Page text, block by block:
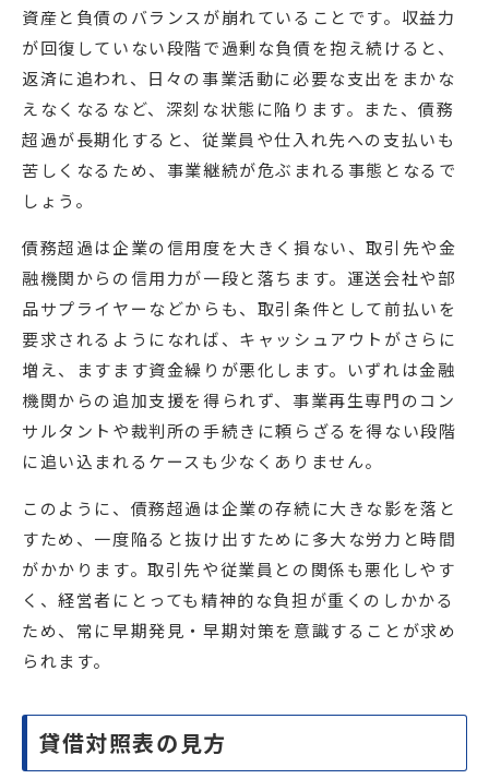
資産と負債のバランスが崩れていることです。収益力
が回復していない段階で過剰な負債を抱え続けると、
返済に追われ、日々の事業活動に必要な支出をまかな
えなくなるなど、深刻な状態に陥ります。また、債務
超過が長期化すると、従業員や仕入れ先への支払いも
苦しくなるため、事業継続が危ぶまれる事態となるで
しょう。
債務超過は企業の信用度を大きく損ない、取引先や金
融機関からの信用力が一段と落ちます。運送会社や部
品サプライヤーなどからも、取引条件として前払いを
要求されるようになれば、キャッシュアウトがさらに
増え、ますます資金繰りが悪化します。いずれは金融
機関からの追加支援を得られず、事業再生専門のコン
サルタントや裁判所の手続きに頼らざるを得ない段階
に追い込まれるケースも少なくありません。
このように、債務超過は企業の存続に大きな影を落と
すため、一度陥ると抜け出すために多大な労力と時間
がかかります。取引先や従業員との関係も悪化しやす
く、経営者にとっても精神的な負担が重くのしかかる
ため、常に早期発見・早期対策を意識することが求め
られます。
貸借対照表の見方